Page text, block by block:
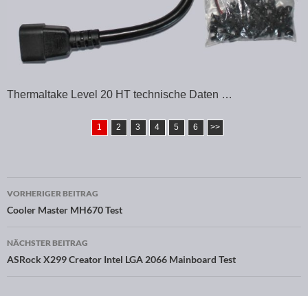
Thermaltake Level 20 HT technische Daten …
1 2 3 4 5 6 >>
Beitragsnavigation
VORHERIGER BEITRAG
Cooler Master MH670 Test
NÄCHSTER BEITRAG
ASRock X299 Creator Intel LGA 2066 Mainboard Test